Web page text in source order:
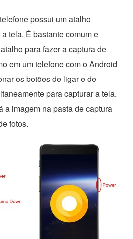
possui um atalho
tela. É bastante comum e
para fazer a captura de
em um telefone com o Android
os botões de ligar e de
para capturar a tela.
a imagem na pasta de captura
fotos.